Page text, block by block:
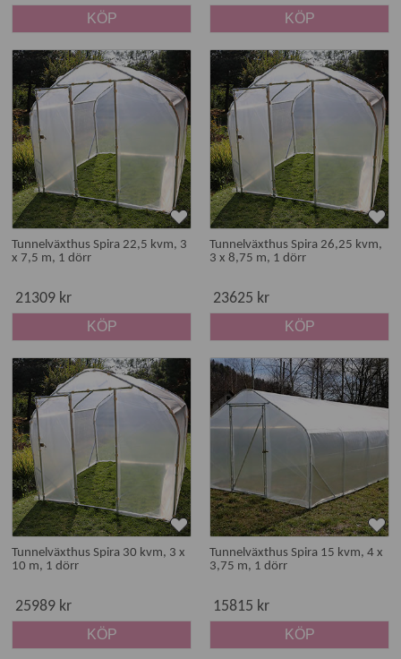
KÖP KÖP
Tunnelväxthus Spira 22,5 kvm, 3
x 7,5 m, 1 dörr
21309 kr
KÖP
Tunnelväxthus Spira 26,25 kvm,
3 x 8,75 m, 1 dörr
23625 kr
KÖP
Tunnelväxthus Spira 30 kvm, 3 x
10 m, 1 dörr
25989 kr
KÖP
Tunnelväxthus Spira 15 kvm, 4 x
3,75 m, 1 dörr
15815 kr
KÖP